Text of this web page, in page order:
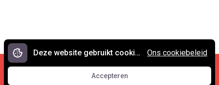
Cookies en privacy •
Contact
© 2007 - 2026 Spreekwoorden.nl
Deze website gebruikt cookies.
Accepteren
Accepteren
Ons cookiebeleid